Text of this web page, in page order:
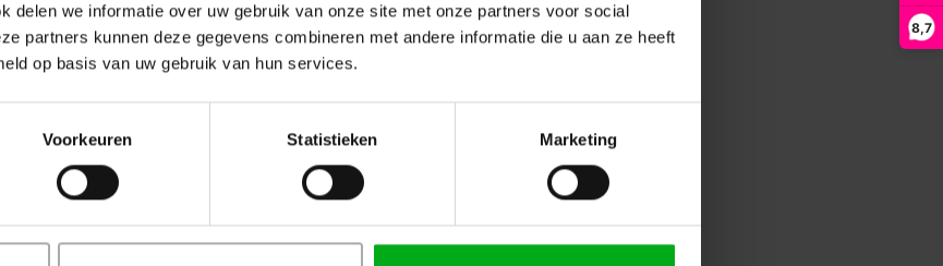
delen we informatie over uw gebruik van onze site met onze partners voor social
partners kunnen deze gegevens combineren met andere informatie die u aan ze heeft
op basis van uw gebruik van hun services.
Voorkeuren Statistieken Marketing
8,7